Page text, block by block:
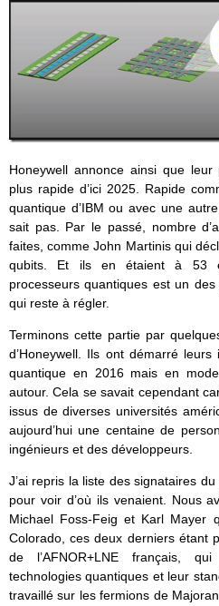
Honeywell annonce ainsi que
plus rapide d’ici 2025. Rapide
quantique d’IBM ou avec une
sait pas. Par le passé, nombre
faites, comme John Martinis qui
qubits. Et ils en étaient à 53
processeurs quantiques est un
qui reste à régler.
Terminons cette partie par
d’Honeywell. Ils ont démarré
quantique en 2016 mais en
autour. Cela se savait cependant
issus de diverses universités
aujourd’hui une centaine de
ingénieurs et des développeurs.
J’ai repris la liste des signataires
pour voir d’où ils venaient. Nous
Michael Foss-Feig et Karl Mayer
Colorado, ces deux derniers étant
de l’AFNOR+LNE français,
technologies quantiques et leur
travaillé sur les fermions de